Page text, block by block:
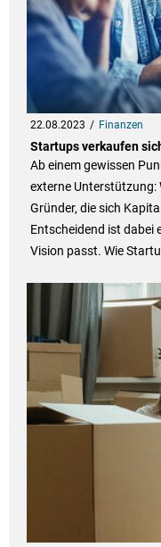
22.08.2023 Finanzen
Startups verkaufen
Ab einem gewissen
externe Unterstützung:
Gründer, die sich
Entscheidend ist dabei
Vision passt. Wie